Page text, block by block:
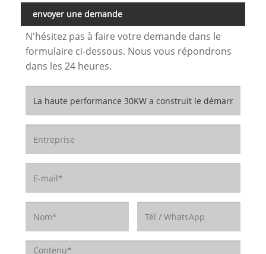
envoyer une demande
N'hésitez pas à faire votre demande dans le
formulaire ci-dessous. Nous vous répondrons
dans les 24 heures.